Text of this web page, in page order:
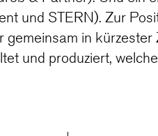
und STERN). Zur
in kürzester
und produziert,